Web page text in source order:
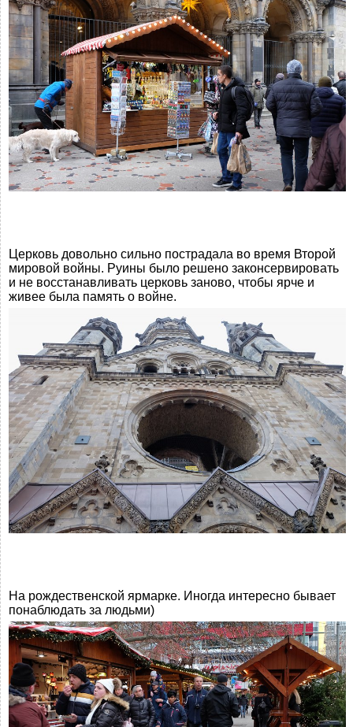
Церковь довольно сильно пострадала во время Второй
мировой войны. Руины было решено законсервировать
и не восстанавливать церковь заново, чтобы ярче и
живее была память о войне.
На рождественской ярмарке. Иногда интересно бывает
понаблюдать за людьми)